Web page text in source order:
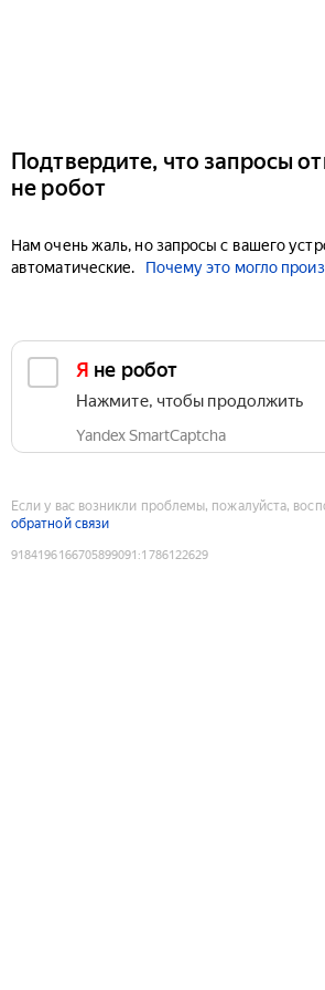
Подтвердите, что запросы
не робот
Нам очень жаль, но запросы с вашего
автоматические.
Почему это могло
Я не робот
Нажмите, чтобы продолжить
Yandex SmartCaptcha
Если у вас возникли проблемы, пожалуйста,
обратной связи
9184196166705899091 :1786122629